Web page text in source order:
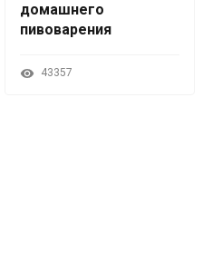
домашнего
пивоварения
43357